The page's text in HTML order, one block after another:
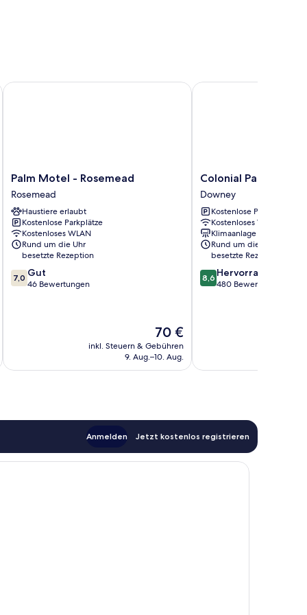
Palm
Motel
-
Rosemead
Rosemead
Palm Motel - Rosemead
Rosemead
Haustiere erlaubt
Kostenlose Parkplätze
Kostenloses WLAN
Rund um die Uhr
besetzte Rezeption
7.0
von
7,0 Gut
46 Bewertungen
Der
Preis
beträgt
70 €
inkl. Steuern & Gebühren
9. Aug.–10. Aug.
Palm Motel - Rosemead
Colonial
Palace
Inn
Downey
Colonial Palace Inn
Downey
Kostenlose Parkplätze
Kostenloses WLAN
Klimaanlage
Rund um die Uhr
besetzte Rezeption
8.6
von
8,6 Hervorragend
480 Bewertungen
Colonial Palace Inn
Anmelden Jetzt kostenlos registrieren